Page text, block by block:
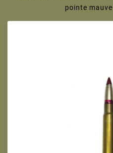
pointe